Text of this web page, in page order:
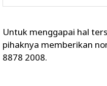
Untuk menggapai hal
pihaknya memberikan
8878 2008.